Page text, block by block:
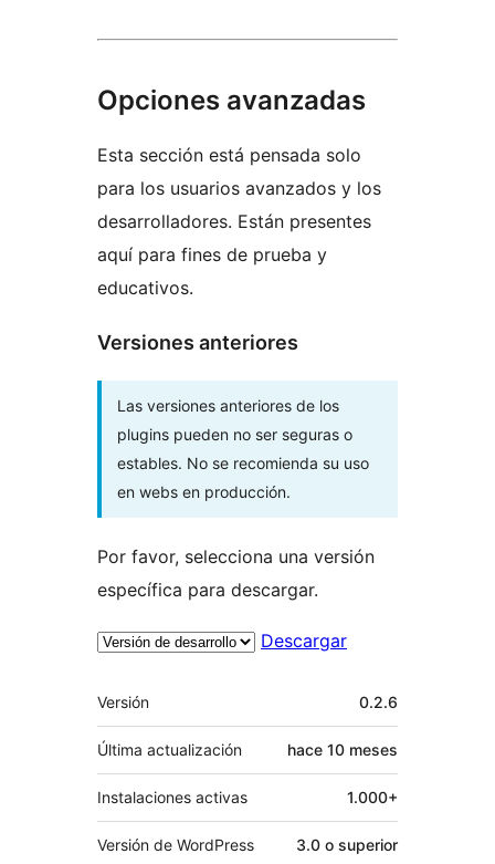
Opciones avanzadas
Esta sección está pensada solo
para los usuarios avanzados y los
desarrolladores. Están presentes
aquí para fines de prueba y
educativos.
Versiones anteriores
Las versiones anteriores de los
plugins pueden no ser seguras o
estables. No se recomienda su uso
en webs en producción.
Por favor, selecciona una versión
específica para descargar.
Descargar
Meta
Versión 0.2.6
Última actualización hace 10 meses
Instalaciones activas 1.000+
Versión de WordPress 3.0 o superior